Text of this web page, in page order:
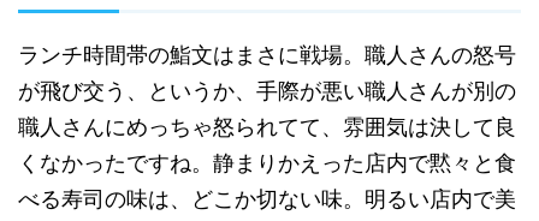
ランチ時間帯の鮨文はまさに戦場。職人さんの怒号
が飛び交う、というか、手際が悪い職人さんが別の
職人さんにめっちゃ怒られてて、雰囲気は決して良
くなかったですね。静まりかえった店内で黙々と食
べる寿司の味は、どこか切ない味。明るい店内で美